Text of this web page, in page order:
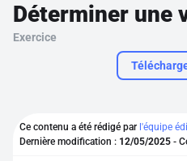
Parcourir
Se connecter
Exercice
Ce contenu a été rédigé par l'équipe
Dernière modification : 12/05/2025 -